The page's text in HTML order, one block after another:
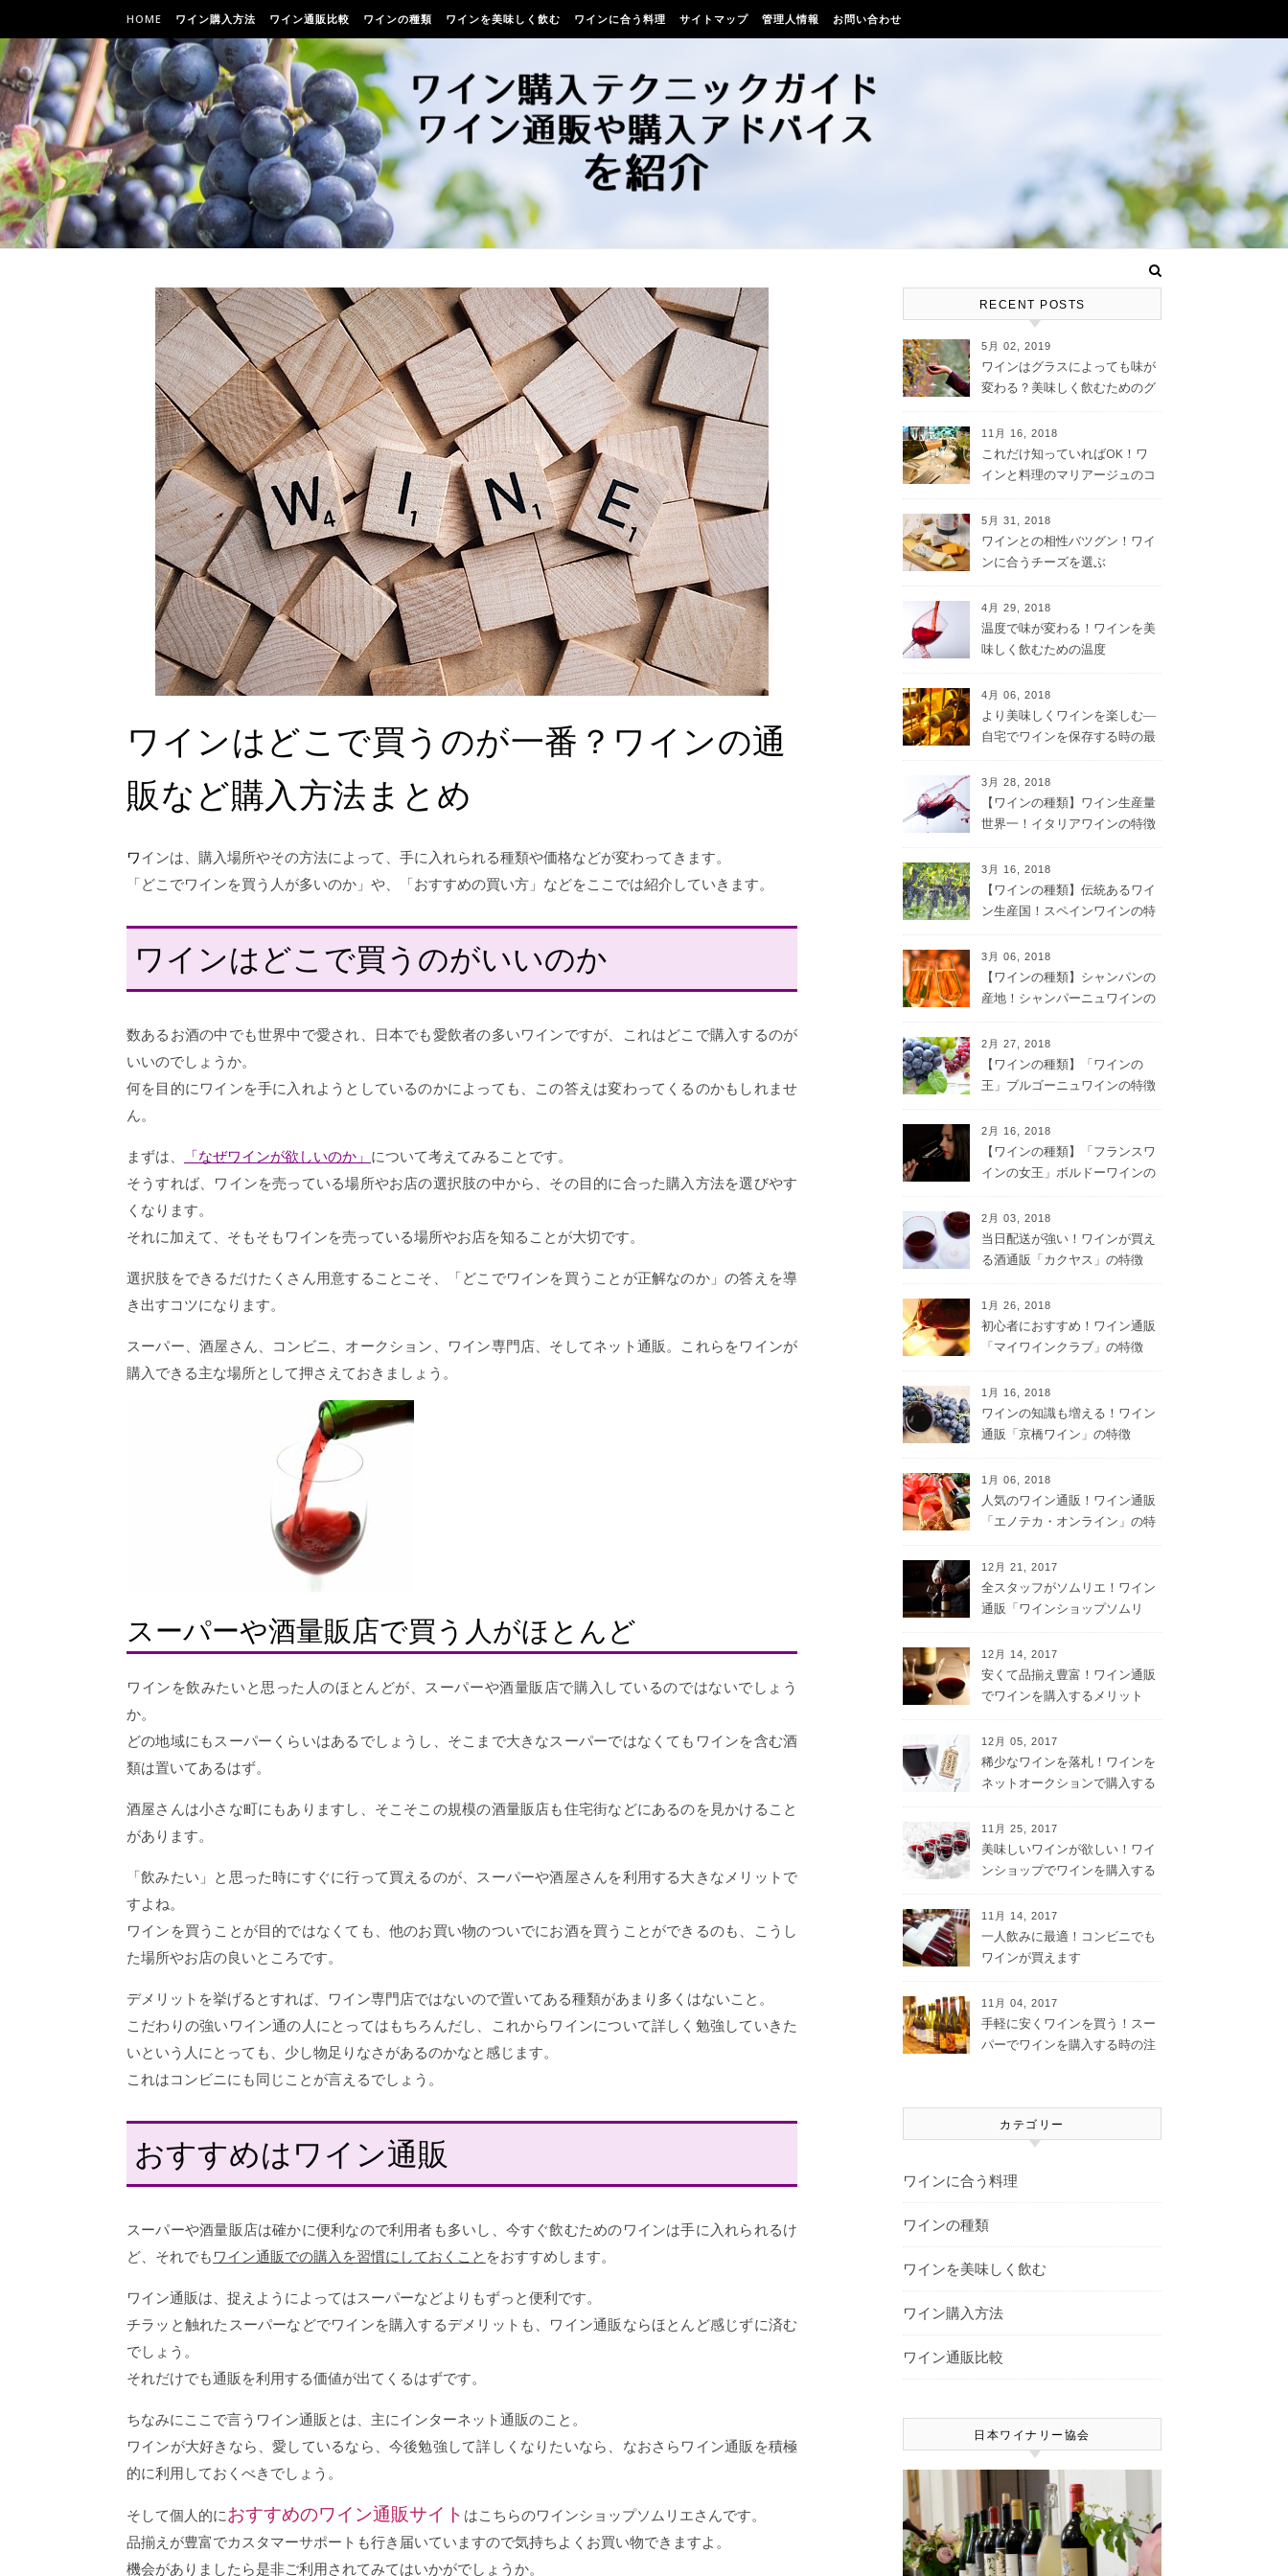
HOME ワイン購入方法 ワイン通販比較 ワインの種類 ワインを美味しく飲む ワインに合う料理 サイトマップ 管理人情報 お問い合わせ
ワインはどこで買うのが一番？ワインの通
販など購入方法まとめ
ワインは、購入場所やその方法によって、手に入れられる種類や価格などが変わってきます。
「どこでワインを買う人が多いのか」や、「おすすめの買い方」などをここでは紹介していきます。
ワインはどこで買うのがいいのか
数あるお酒の中でも世界中で愛され、日本でも愛飲者の多いワインですが、これはどこで購入するのが
いいのでしょうか。
何を目的にワインを手に入れようとしているのかによっても、この答えは変わってくるのかもしれませ
ん。
まずは、 「なぜワインが欲しいのか」 について考えてみることです。
そうすれば、ワインを売っている場所やお店の選択肢の中から、その目的に合った購入方法を選びやす
くなります。
それに加えて、そもそもワインを売っている場所やお店を知ることが大切です。
選択肢をできるだけたくさん用意することこそ、「どこでワインを買うことが正解なのか」の答えを導
き出すコツになります。
スーパー、酒屋さん、コンビニ、オークション、ワイン専門店、そしてネット通販。これらをワインが
購入できる主な場所として押さえておきましょう。
スーパーや酒量販店で買う人がほとんど
ワインを飲みたいと思った人のほとんどが、スーパーや酒量販店で購入しているのではないでしょう
か。
どの地域にもスーパーくらいはあるでしょうし、そこまで大きなスーパーではなくてもワインを含む酒
類は置いてあるはず。
酒屋さんは小さな町にもありますし、そこそこの規模の酒量販店も住宅街などにあるのを見かけること
があります。
「飲みたい」と思った時にすぐに行って買えるのが、スーパーや酒屋さんを利用する大きなメリットで
すよね。
ワインを買うことが目的ではなくても、他のお買い物のついでにお酒を買うことができるのも、こうし
た場所やお店の良いところです。
デメリットを挙げるとすれば、ワイン専門店ではないので置いてある種類があまり多くはないこと。
こだわりの強いワイン通の人にとってはもちろんだし、これからワインについて詳しく勉強していきた
いという人にとっても、少し物足りなさがあるのかなと感じます。
これはコンビニにも同じことが言えるでしょう。
おすすめはワイン通販
スーパーや酒量販店は確かに便利なので利用者も多いし、今すぐ飲むためのワインは手に入れられるけ
ど、それでも ワイン通販での購入を習慣にしておくこと をおすすめします。
ワイン通販は、捉えようによってはスーパーなどよりもずっと便利です。
チラッと触れたスーパーなどでワインを購入するデメリットも、ワイン通販ならほとんど感じずに済む
でしょう。
それだけでも通販を利用する価値が出てくるはずです。
ちなみにここで言うワイン通販とは、主にインターネット通販のこと。
ワインが大好きなら、愛しているなら、今後勉強して詳しくなりたいなら、なおさらワイン通販を積極
的に利用しておくべきでしょう。
そして個人的におすすめのワイン通販サイト はこちらのワインショップソムリエさんです。
品揃えが豊富でカスタマーサポートも行き届いていますので気持ちよくお買い物できますよ。
機会がありましたら是非ご利用されてみてはいかがでしょうか。
RECENT POSTS
5月 02, 2019
ワインはグラスによっても味が
変わる？美味しく飲むためのグ
11月 16, 2018
これだけ知っていればOK！ワ
インと料理のマリアージュのコ
5月 31, 2018
ワインとの相性バツグン！ワイ
ンに合うチーズを選ぶ
4月 29, 2018
温度で味が変わる！ワインを美
味しく飲むための温度
4月 06, 2018
より美味しくワインを楽しむ―
自宅でワインを保存する時の最
3月 28, 2018
【ワインの種類】ワイン生産量
世界一！イタリアワインの特徴
3月 16, 2018
【ワインの種類】伝統あるワイ
ン生産国！スペインワインの特
3月 06, 2018
【ワインの種類】シャンパンの
産地！シャンパーニュワインの
2月 27, 2018
【ワインの種類】「ワインの
王」ブルゴーニュワインの特徴
2月 16, 2018
【ワインの種類】「フランスワ
インの女王」ボルドーワインの
2月 03, 2018
当日配送が強い！ワインが買え
る酒通販「カクヤス」の特徴
1月 26, 2018
初心者におすすめ！ワイン通販
「マイワインクラブ」の特徴
1月 16, 2018
ワインの知識も増える！ワイン
通販「京橋ワイン」の特徴
1月 06, 2018
人気のワイン通販！ワイン通販
「エノテカ・オンライン」の特
12月 21, 2017
全スタッフがソムリエ！ワイン
通販「ワインショップソムリ
12月 14, 2017
安くて品揃え豊富！ワイン通販
でワインを購入するメリット
12月 05, 2017
稀少なワインを落札！ワインを
ネットオークションで購入する
11月 25, 2017
美味しいワインが欲しい！ワイ
ンショップでワインを購入する
11月 14, 2017
一人飲みに最適！コンビニでも
ワインが買えます
11月 04, 2017
手軽に安くワインを買う！スー
パーでワインを購入する時の注
カテゴリー
ワインに合う料理
ワインの種類
ワインを美味しく飲む
ワイン購入方法
ワイン通販比較
日本ワイナリー協会